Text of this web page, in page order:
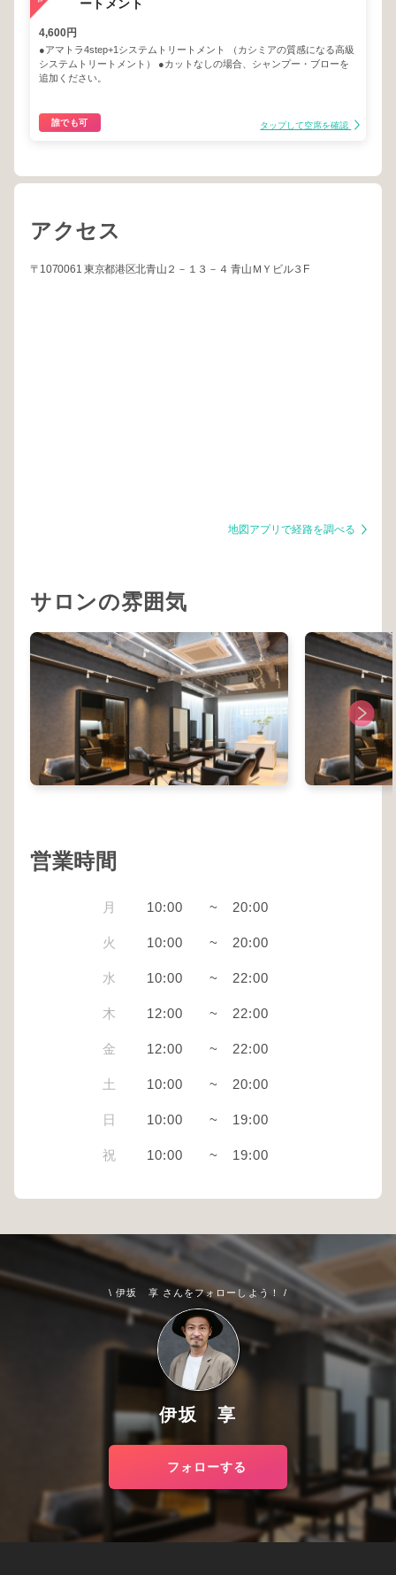
ートメント
4,600円
●アマトラ4step+1システムトリートメント （カシミアの質感になる高級
システムトリートメント） ●カットなしの場合、シャンプー・ブローを
追加ください。
誰でも可 タップして空席を確認
アクセス
〒1070061 東京都港区北青山２－１３－４ 青山ＭＹビル３F
地図アプリで経路を調べる
サロンの雰囲気
営業時間
月 10:00 ~ 20:00
火 10:00 ~ 20:00
水 10:00 ~ 22:00
木 12:00 ~ 22:00
金 12:00 ~ 22:00
土 10:00 ~ 20:00
日 10:00 ~ 19:00
祝 10:00 ~ 19:00
\ 伊坂 享 さんをフォローしよう！ /
伊坂 享
フォローする